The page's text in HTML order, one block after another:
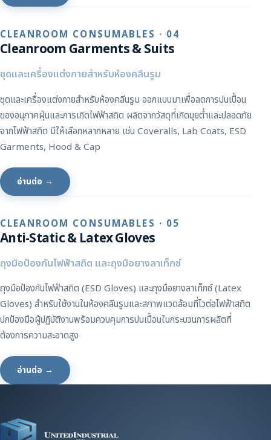
CLEANROOM CONSUMABLES · 04
Cleanroom Garments & Suits
ชุดและเครื่องแต่งกายสำหรับห้องคลีนรูม
ชุดและเครื่องแต่งกายสำหรับห้องคลีนรูม ออกแบบมาเพื่อลดการปนเปื้อน
ของอนุภาคฝุ่นและการเกิดไฟฟ้าสถิต ผลิตจากวัสดุที่เกิดขุยต่ำและปลอดภัย
จากไฟฟ้าสถิต มีให้เลือกหลากหลาย เช่น Coveralls, Lab Coats, ESD
Garments, Hood & Cap
อ่านต่อ →
CLEANROOM CONSUMABLES · 05
Anti-Static & Latex Gloves
ถุงมือป้องกันไฟฟ้าสถิต และถุงมือยางลาเท็กซ์
ถุงมือป้องกันไฟฟ้าสถิต (ESD Gloves) และถุงมือยางลาเท็กซ์ (Latex
Gloves) สำหรับใช้งานในห้องคลีนรูมและสภาพแวดล้อมที่ไวต่อไฟฟ้าสถิต
ปกป้องมือผู้ปฏิบัติงานพร้อมควบคุมการปนเปื้อนในกระบวนการผลิตที่
ต้องการความสะอาดสูง
อ่านต่อ →